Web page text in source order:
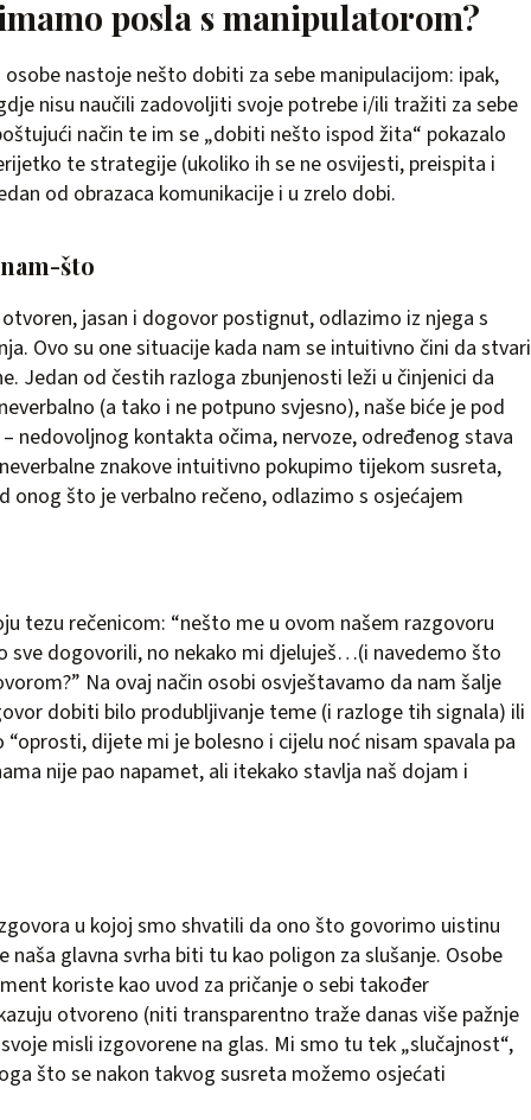
posla s manipulatorom?
nastoje nešto dobiti za sebe manipulacijom: ipak,
nisu naučili zadovoljiti svoje potrebe i/ili tražiti za sebe
način te im se „dobiti nešto ispod žita“ pokazalo
te strategije (ukoliko ih se ne osvijesti, preispita i
od obrazaca komunikacije i u zrelo dobi.
što
jasan i dogovor postignut, odlazimo iz njega s
Ovo su one situacije kada nam se intuitivno čini da stvari
Jedan od čestih razloga zbunjenosti leži u činjenici da
(a tako i ne potpuno svjesno), naše biće je pod
nedovoljnog kontakta očima, nervoze, određenog stava
znakove intuitivno pokupimo tijekom susreta,
onog što je verbalno rečeno, odlazimo s osjećajem
tezu rečenicom: “nešto me u ovom našem razgovoru
sve dogovorili, no nekako mi djeluješ…(i navedemo što
Na ovaj način osobi osvještavamo da nam šalje
dobiti bilo produbljivanje teme (i razloge tih signala) ili
dijete mi je bolesno i cijelu noć nisam spavala pa
nije pao napamet, ali itekako stavlja naš dojam i
u kojoj smo shvatili da ono što govorimo uistinu
naša glavna svrha biti tu kao poligon za slušanje. Osobe
koriste kao uvod za pričanje o sebi također
otvoreno (niti transparentno traže danas više pažnje
misli izgovorene na glas. Mi smo tu tek „slučajnost“,
što se nakon takvog susreta možemo osjećati